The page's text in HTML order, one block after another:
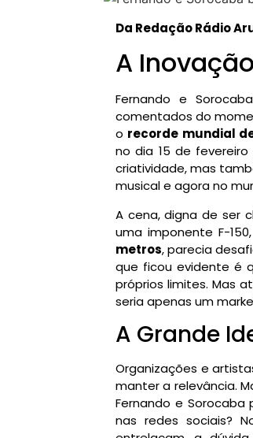
Da Redação Rádio
A
Fernando e
comentados do
o recorde mundial
no dia 15 de
criatividade, mas
musical e agora no
A cena, digna de ser
uma imponente F-
metros, parecia
que ficou evidente é
próprios limites. Mas
seria apenas um
A Grande
Organizações e
manter a relevância.
Fernando e
nas redes sociais?